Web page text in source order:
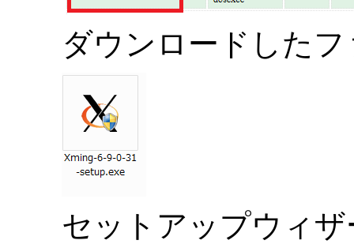
ダウンロードした
セットアップウィ